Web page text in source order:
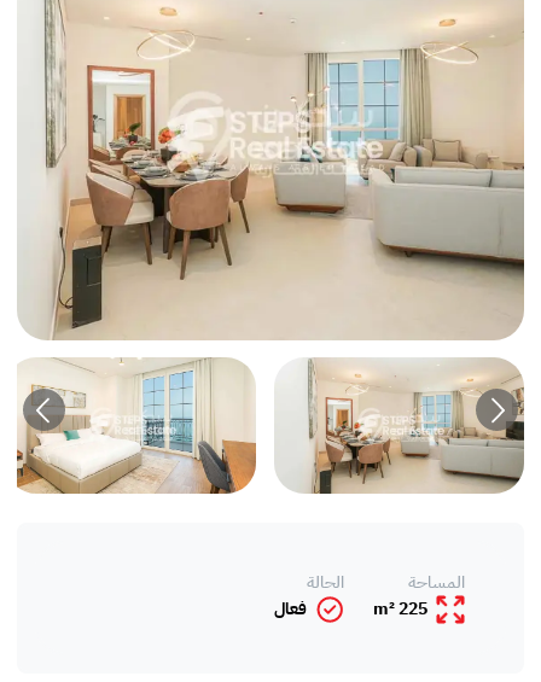
المساحة
225 m²
الحالة
فعال